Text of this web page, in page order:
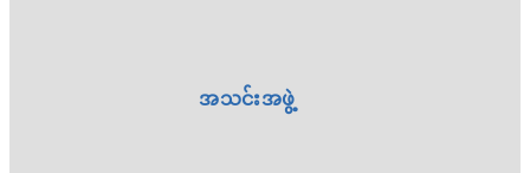
အသင်းအဖွဲ့